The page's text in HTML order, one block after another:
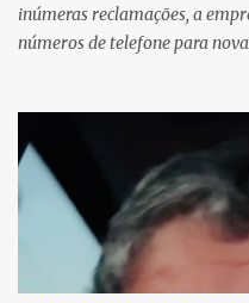
inúmeras reclamações, a
números de telefone para